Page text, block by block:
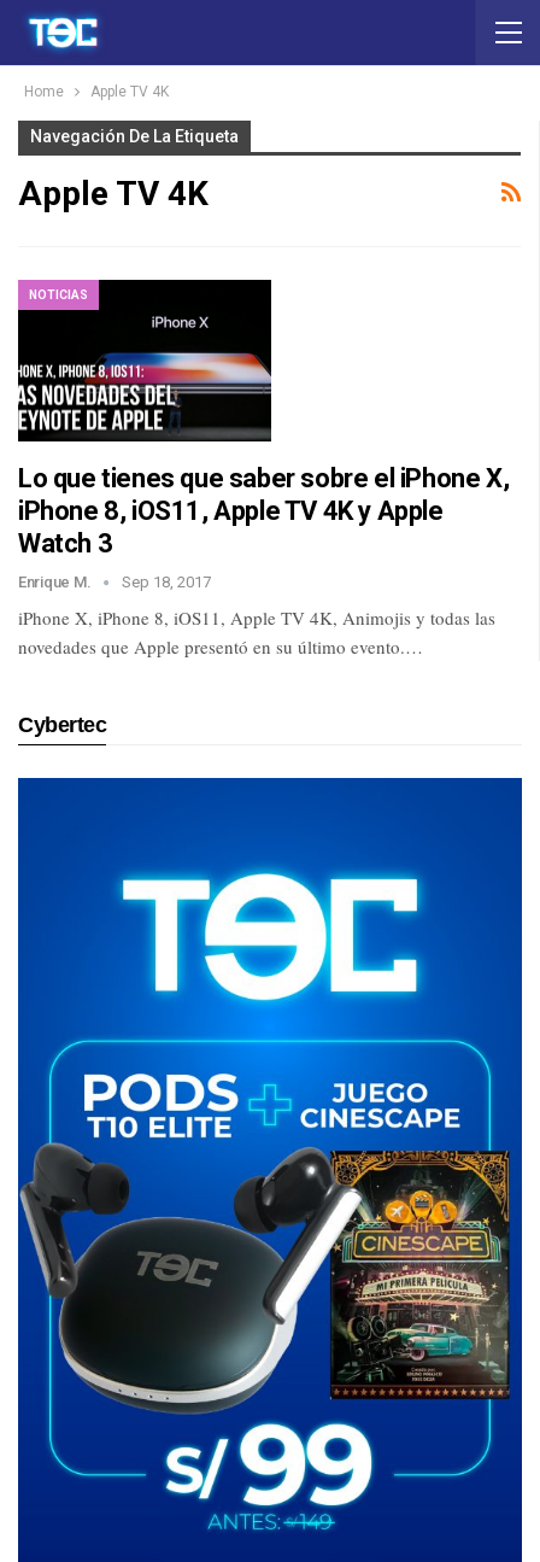
Home Apple TV 4K
Navegación De La Etiqueta
Apple TV 4K
NOTICIAS
Lo que tienes que saber sobre el iPhone X,
iPhone 8, iOS11, Apple TV 4K y Apple
Watch 3
Enrique M. Sep 18, 2017
iPhone X, iPhone 8, iOS11, Apple TV 4K, Animojis y todas las
novedades que Apple presentó en su último evento.…
Cybertec